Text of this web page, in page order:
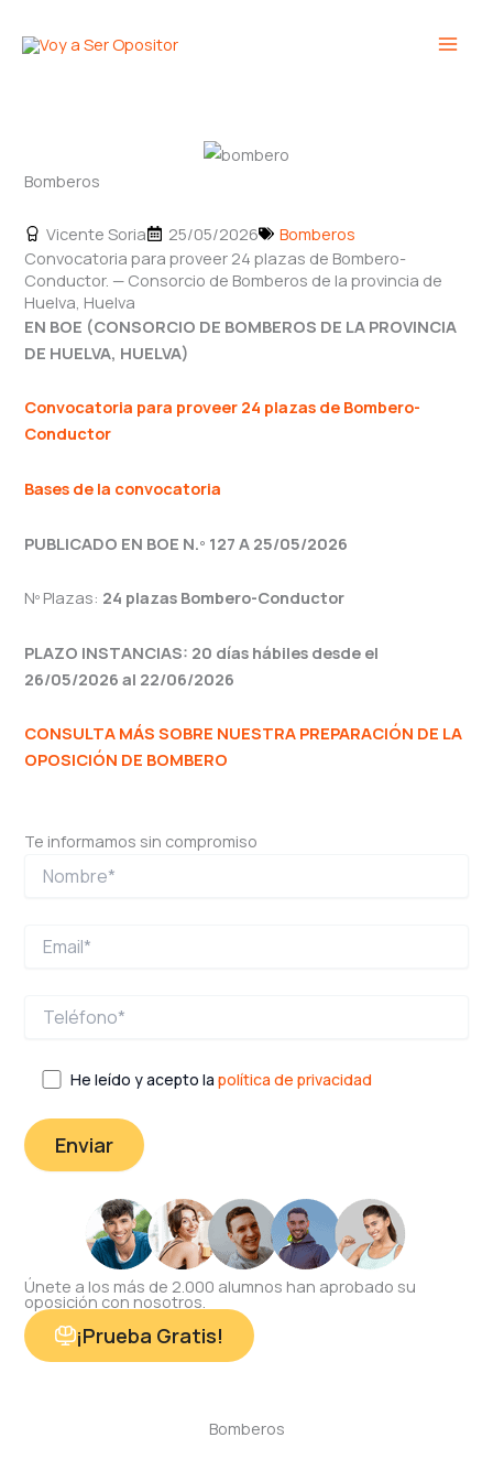
Bomberos
Vicente Soria 25/05/2026
Bomberos
Convocatoria para proveer 24 plazas de Bombero-
Conductor. — Consorcio de Bomberos de la provincia de
Huelva, Huelva
EN BOE (CONSORCIO DE BOMBEROS DE LA PROVINCIA
DE HUELVA, HUELVA)
Convocatoria para proveer 24 plazas de Bombero-
Conductor
Bases de la convocatoria
PUBLICADO EN BOE N.º 127 A 25/05/2026
Nº Plazas: 24 plazas Bombero-Conductor
PLAZO INSTANCIAS: 20 días hábiles desde el
26/05/2026 al 22/06/2026
CONSULTA MÁS SOBRE NUESTRA PREPARACIÓN DE LA
OPOSICIÓN DE BOMBERO
Te informamos sin compromiso
He leído y acepto lapolítica de privacidad
Únete a los más de 2.000 alumnos han aprobado su
oposición con nosotros.
¡Prueba Gratis!
Bomberos